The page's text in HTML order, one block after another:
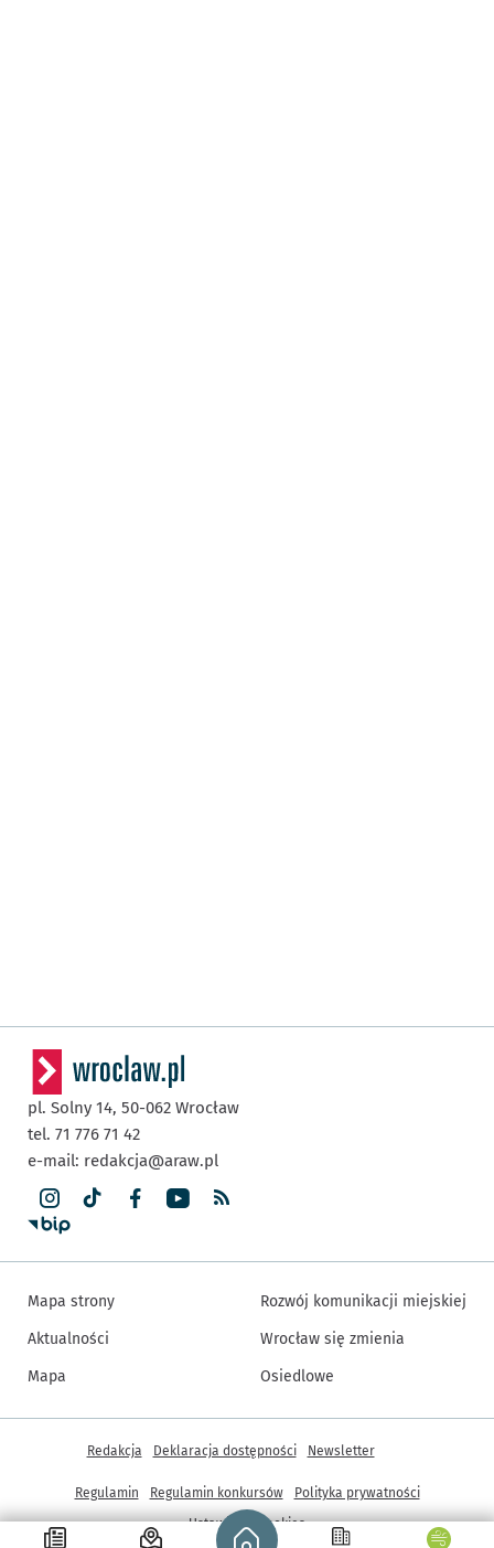
Strona główna - wroclaw.pl
pl. Solny 14, 50-062 Wrocław
tel. 71 776 71 42
e-mail: redakcja@araw.pl
Mapa strony
Aktualności
Mapa
Rozwój komunikacji miejskiej
Wrocław się zmienia
Osiedlowe
Inne informacje
Redakcja Deklaracja dostępności Newsletter
Regulamin Regulamin konkursów
Polityka prywatności
Ustawienia cookies